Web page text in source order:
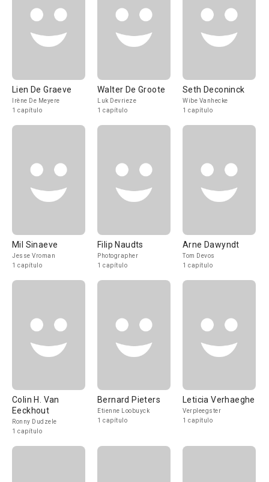
Lien De Graeve
Irène De Meyere
1 capítulo
Walter De Groote
Luk Devrieze
1 capítulo
Seth Deconinck
Wibe Vanhecke
1 capítulo
Mil Sinaeve
Jesse Vroman
1 capítulo
Filip Naudts
Photographer
1 capítulo
Arne Dawyndt
Tom Devos
1 capítulo
Colin H. Van
Eeckhout
Ronny Dudzele
1 capítulo
Bernard Pieters
Etienne Loobuyck
1 capítulo
Leticia Verhaeghe
Verpleegster
1 capítulo